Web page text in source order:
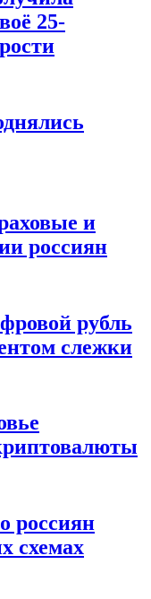
25-
и
россиян
рубль
слежки
россиян
схемах